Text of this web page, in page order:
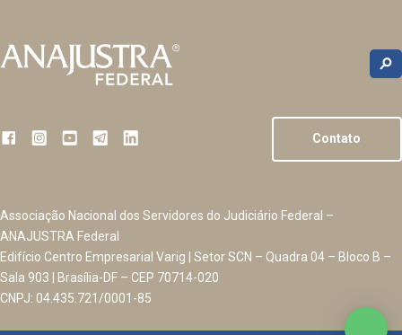
Contato
Associação Nacional dos Servidores do Judiciário Federal –
ANAJUSTRA Federal
Edifício Centro Empresarial Varig | Setor SCN – Quadra 04 – Bloco B –
Sala 903 | Brasília-DF – CEP 70714-020
CNPJ: 04.435.721/0001-85